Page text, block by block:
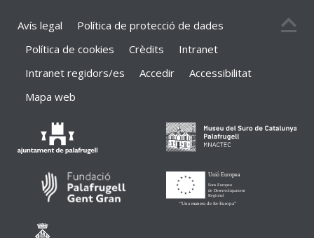
Avís legal
Política de protecció de dades
Política de cookies
Crèdits
Intranet
Intranet regidors/es
Accedir
Accessibilitat
Mapa web